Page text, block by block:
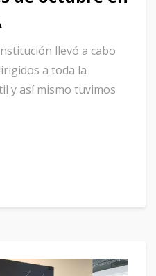
llevó a cabo
a toda la
y así mismo tuvimos